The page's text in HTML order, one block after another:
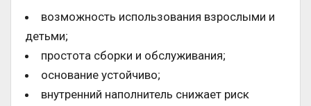
возможность использования взрослыми и
детьми;
простота сборки и обслуживания;
основание устойчиво;
внутренний наполнитель снижает риск